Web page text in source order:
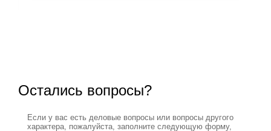
Остались вопросы?
Если у вас есть деловые вопросы или вопросы другого
характера, пожалуйста, заполните следующую форму,